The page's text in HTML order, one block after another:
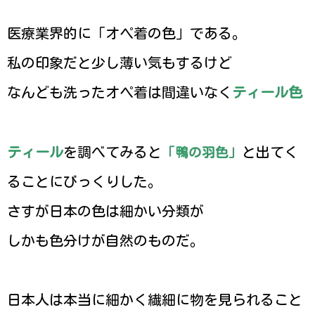
医療業界的に「オペ着の色」である。
私の印象だと少し薄い気もするけど
なんども洗ったオペ着は間違いなく ティール色
ティールを調べてみると 「鴨の羽色」
と出てく
ることにびっくりした。
さすが日本の色は細かい分類が
しかも色分けが自然のものだ。
日本人は本当に細かく繊細に物を見られること